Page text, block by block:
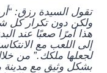
تقول السيدة رزق:
ولكن دون تكرار كل
هذا أمرًا صعبًا عند
إلى اللعب مع
لجعلها ملكك.” من
بشكل وثيق مع مدينة